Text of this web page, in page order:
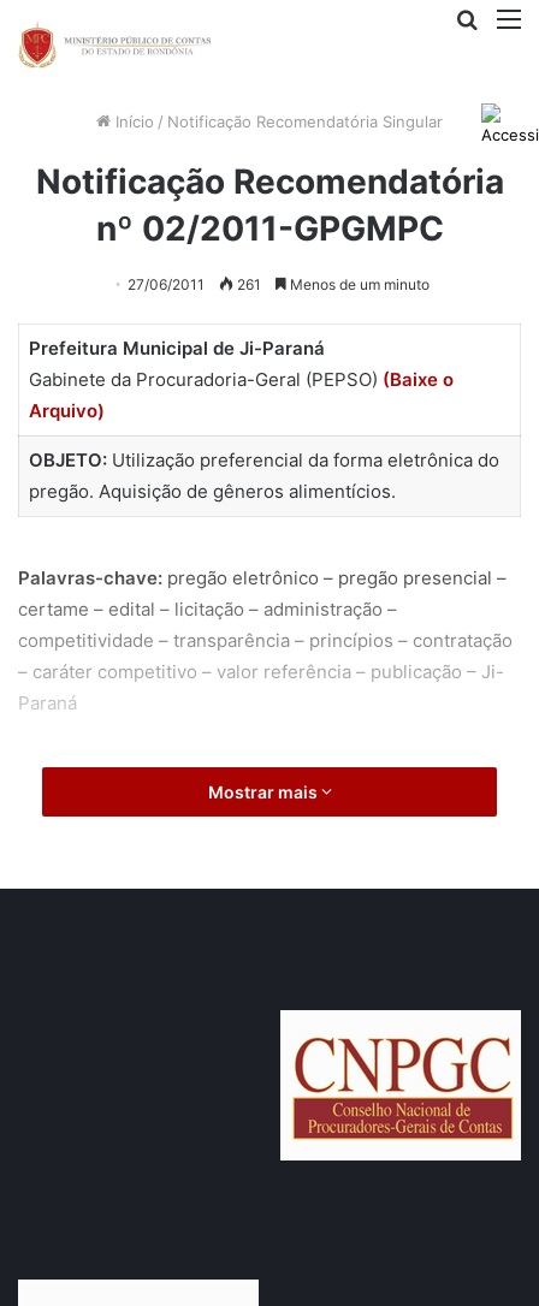
Início / Notificação Recomendatória Singular
Notificação Recomendatória
nº 02/2011-GPGMPC
27/06/2011 261 Menos de um minuto
Prefeitura Municipal de Ji-Paraná
Gabinete da Procuradoria-Geral (PEPSO) (Baixe o
Arquivo)
OBJETO:Utilização preferencial da forma eletrônica do
pregão. Aquisição de gêneros alimentícios.
Palavras-chave: pregão eletrônico – pregão presencial –
certame – edital – licitação – administração –
competitividade – transparência – princípios – contratação
– caráter competitivo – valor referência – publicação – Ji-
Paraná
Mostrar mais